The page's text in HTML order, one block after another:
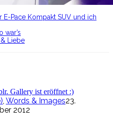
Pace Kompakt SUV und ich
war’s
Liebe
, Words & Images23.
2012